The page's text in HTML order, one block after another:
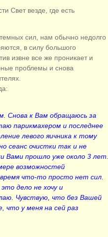
Свет везде, где есть
сил, нам обычно недолго
в силу большого
извне все же проникает и
проблемы и снова
Снова к Вам обращаюсь за
парикмахером и последнее
левого яичника к тому
сеанс очистки так и не
Вами прошло уже около 3 лет.
возможностей
что-то просто нет сил.
дело не хочу и
Чувствую, что без Вашей
у меня на сей раз